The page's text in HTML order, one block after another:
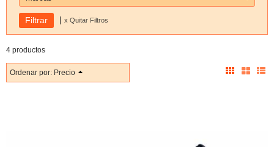
| x Quitar Filtros
4 productos
Ordenar por: Precio